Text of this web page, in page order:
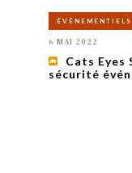
ÉVÉNEMENTIELS
6 MAI 2022
Cats Eyes
sécurité